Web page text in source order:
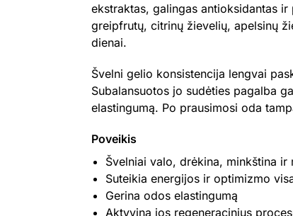
ekstraktas, galingas antioksidantas
greipfrutų, citrinų žievelių, apelsinų
dienai.
Švelni gelio konsistencija lengvai
Subalansuotos jo sudėties pagalba
elastingumą. Po prausimosi oda
Poveikis
Švelniai valo, drėkina, minkština ir
Suteikia energijos ir optimizmo
Gerina odos elastingumą
Aktyvina jos regeneracinius